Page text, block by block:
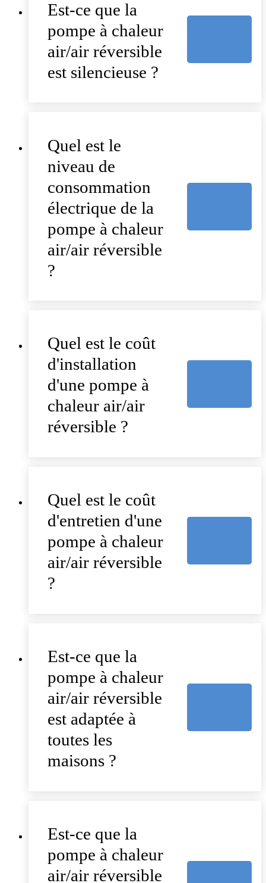
Est-ce que la
pompe à chaleur
air/air réversible
est silencieuse ?
Quel est le
niveau de
consommation
électrique de la
pompe à chaleur
air/air réversible
?
Quel est le coût
d'installation
d'une pompe à
chaleur air/air
réversible ?
Quel est le coût
d'entretien d'une
pompe à chaleur
air/air réversible
?
Est-ce que la
pompe à chaleur
air/air réversible
est adaptée à
toutes les
maisons ?
Est-ce que la
pompe à chaleur
air/air réversible